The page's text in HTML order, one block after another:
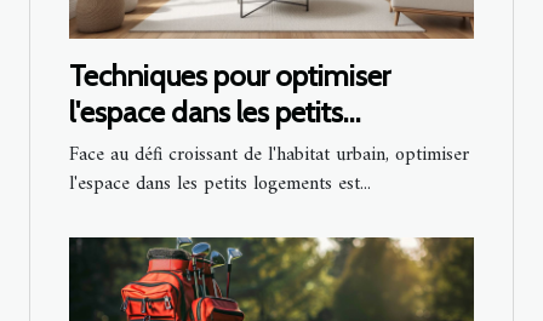
Techniques pour optimiser
l'espace dans les petits
logements
Face au défi croissant de l'habitat urbain, optimiser
l'espace dans les petits logements est...